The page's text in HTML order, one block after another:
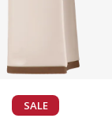
SALE